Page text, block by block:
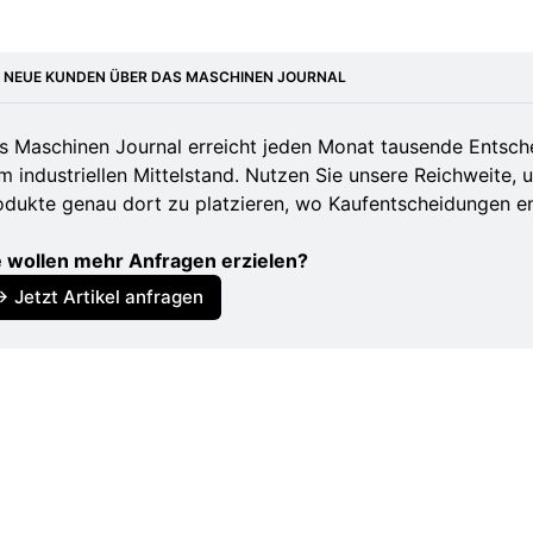
deutschland-liveticker-100.html
de/detail/9932b3db-cf70-4230-930a-
politik/deutschland/folgen-von-
norddeutschland-bis-sonntag-eingeschraenkt/
NEUE KUNDEN ÜBER DAS MASCHINEN JOURNAL
Maschinen Journal erreicht jeden Monat tausende
industriellen Mittelstand. Nutzen Sie unsere Reichweite,
genau dort zu platzieren, wo Kaufentscheidungen
wollen mehr Anfragen erzielen?
Jetzt Artikel anfragen